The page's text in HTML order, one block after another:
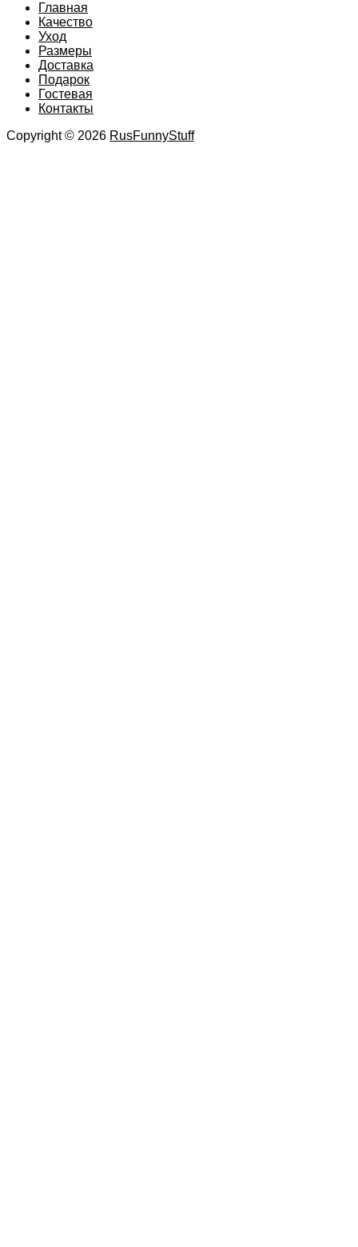
Главная
Качество
Уход
Размеры
Доставка
Подарок
Гостевая
Контакты
Copyright © 2026 RusFunnyStuff